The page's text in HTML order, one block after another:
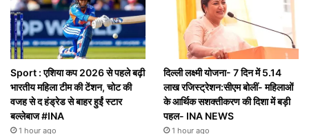
Sport : एशिया कप 2026 से पहले बढ़ी
भारतीय महिला टीम की टेंशन, चोट की
वजह से द हंड्रेड से बाहर हुईं स्टार
बल्लेबाज #INA
1 hour ago
दिल्ली लक्ष्मी योजना- 7 दिन में 5.14
लाख रजिस्ट्रेशन:सीएम बोलीं- महिलाओं
के आर्थिक सशक्तीकरण की दिशा में बड़ी
पहल- INA NEWS
1 hour ago